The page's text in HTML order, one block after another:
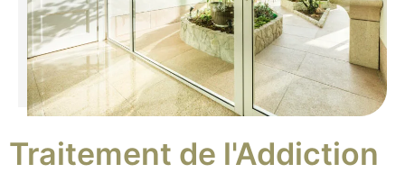
Traitement de l'Addiction